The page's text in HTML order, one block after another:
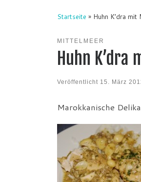
Startseite » Huhn K’dra
MITTELMEER
Huhn
Veröffentlicht 15. März
Marokkanische